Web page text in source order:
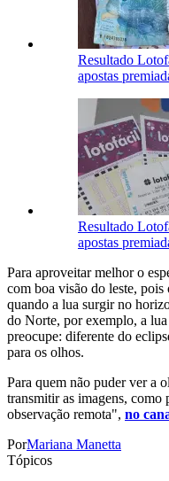
Resultado
apostas
Resultado
apostas
Para aproveitar melhor o
com boa visão do leste, pois
quando a lua surgir no
do Norte, por exemplo, a
preocupe: diferente do
para os olhos.
Para quem não puder ver a
transmitir as imagens, como
observação remota", no
PorMariana Manetta
Tópicos